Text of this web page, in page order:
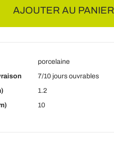
AJOUTER AU PANIER
porcelaine
7/10 jours ouvrables
1.2
10